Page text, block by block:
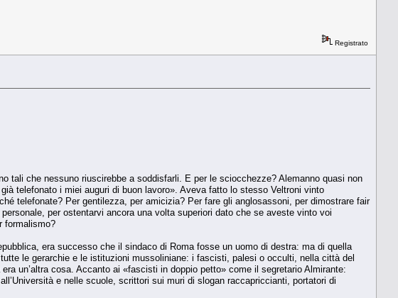
Registrato
tali che nessuno riuscirebbe a soddisfarli. E per le sciocchezze? Alemanno quasi non
telefonato i miei auguri di buon lavoro». Aveva fatto lo stesso Veltroni vinto
telefonate? Per gentilezza, per amicizia? Per fare gli anglosassoni, per dimostrare fair
per ostentarvi ancora una volta superiori dato che se aveste vinto voi
formalismo?
era successo che il sindaco di Roma fosse un uomo di destra: ma di quella
le gerarchie e le istituzioni mussoliniane: i fascisti, palesi o occulti, nella città del
un’altra cosa. Accanto ai «fascisti in doppio petto» come il segretario Almirante:
e nelle scuole, scrittori sui muri di slogan raccapriccianti, portatori di